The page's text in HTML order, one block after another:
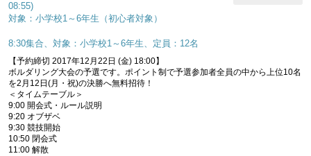
08:55)
対象：小学校1～6年生（初心者対象）
8:30集合、対象：小学校1～6年生、定員：12名
【予約締切 2017年12月22日 (金) 18:00】
ボルダリング大会の予選です。ポイント制で予選参加者全員の中から上位10名
を2月12日(月・祝)の決勝へ無料招待！
＜タイムテーブル＞
9:00 開会式・ルール説明
9:20 オブザベ
9:30 競技開始
10:50 閉会式
11:00 解散